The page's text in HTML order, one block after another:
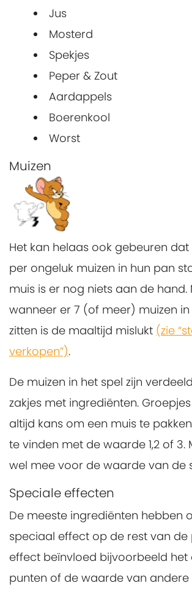
Jus
Mosterd
Spekjes
Peper & Zout
Aardappels
Boerenkool
Worst
Muizen
Het kan helaas ook gebeuren
per ongeluk muizen in hun pan
muis is er nog niets aan de hand.
wanneer er 7 (of meer) muizen
zitten is de maaltijd mislukt (zie
verkopen”).
De muizen in het spel zijn
zakjes met ingrediënten.
altijd kans om een muis te
te vinden met de waarde 1,2 of 3.
wel mee voor de waarde van de
Speciale effecten
De meeste ingrediënten hebben
speciaal effect op de rest van de
effect beïnvloed bijvoorbeeld het
punten of de waarde van andere